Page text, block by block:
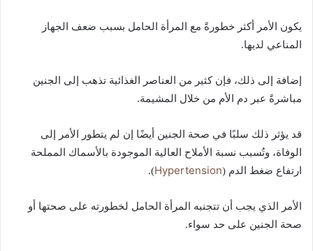
يكون الأمر أكثر خطورةً مع المرأة الحامل بسبب ضعف الجهاز
المناعي لديها.
إضافة إلى ذلك، فإن كثير من العناصر الغذائية تذهب إلى الجنين
مباشرةً عبر دم الأم من خلال المشيمة.
قد يؤثر ذلك سلبًا في صحة الجنين أيضًا إن لم يتطور الأمر إلى
الوفاة، وتُسبب نسبة الأملاح العالية الموجودة بالأسماك المملحة
ارتفاع ضغط الدم (Hypertension
).
الأمر الذي يجب أن تتجنبه المرأة الحامل لخطورته على صحتها أو
صحة الجنين على حد سواء.